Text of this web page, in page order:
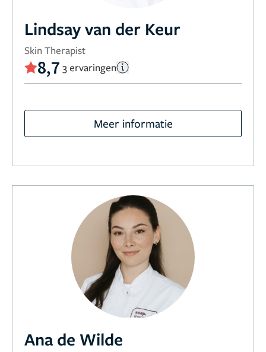
Lindsay van der Keur
Skin Therapist
8,7 3 ervaringen
Meer informatie
Ana de Wilde